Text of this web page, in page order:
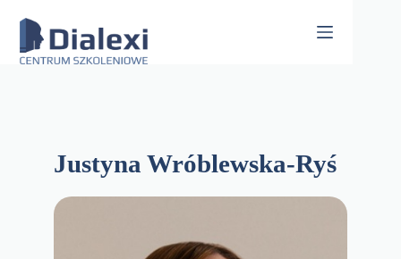
content
Justyna Wróblewska-Ryś